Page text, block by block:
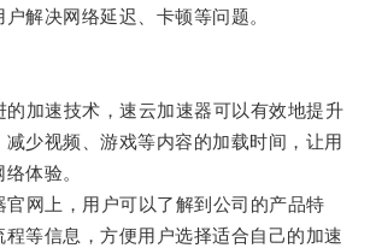
解决网络延迟、卡顿等问题。
加速技术，速云加速器可以有效地提升
减少视频、游戏等内容的加载时间，让用
体验。
网上，用户可以了解到公司的产品特
程等信息，方便用户选择适合自己的加速